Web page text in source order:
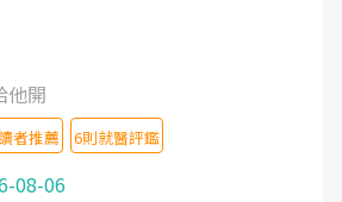
他開
者推薦 6則就醫評鑑
08-06